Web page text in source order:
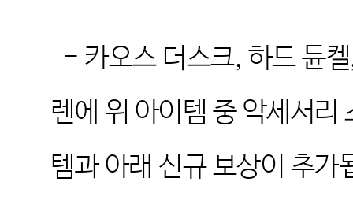
- 카오스 더스크, 하드 듄켈
렌에 위 아이템 중 악세서리
템과 아래 신규 보상이 추가